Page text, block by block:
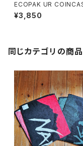
ECOPAK UR
¥3,850
同じカテゴリの商品